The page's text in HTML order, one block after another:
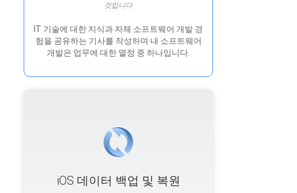
것입니다
IT 기술에 대한 지식과 자체 소프트웨어 개발 경
험을 공유하는 기사를 작성하며 내 소프트웨어
개발은 ​​업무에 대한 열정 중 하나입니다.
iOS 데이터 백업 및 복원